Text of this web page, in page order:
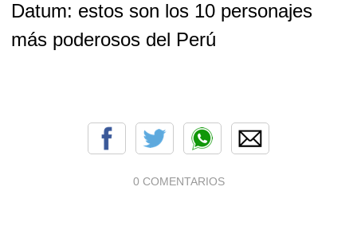
Datum: estos son los 10 personajes
más poderosos del Perú
0 COMENTARIOS